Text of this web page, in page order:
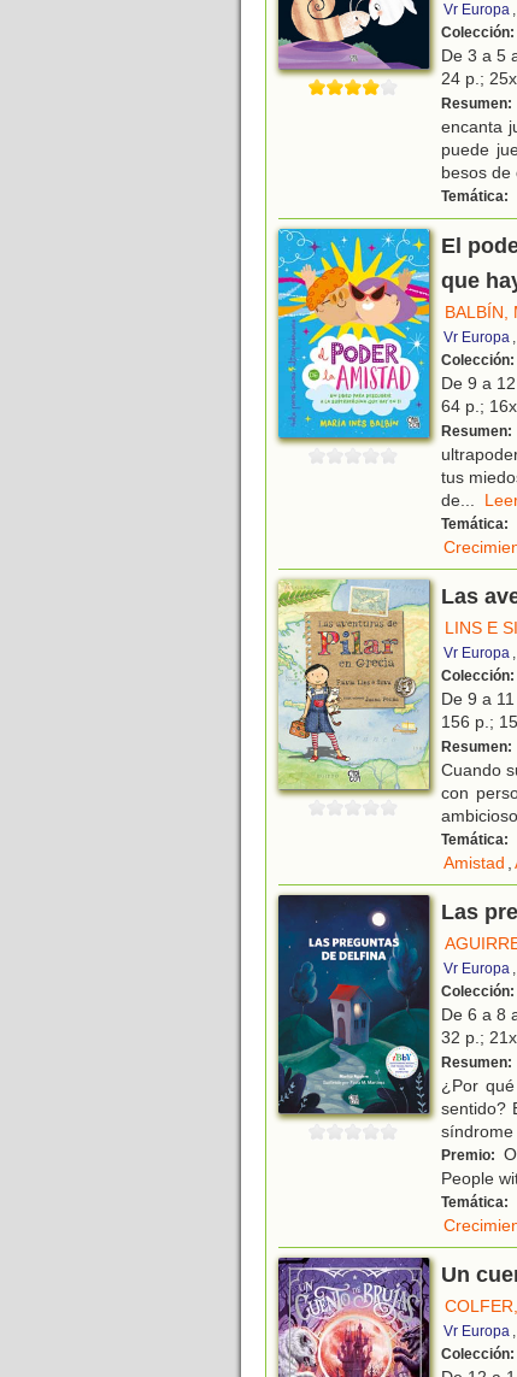
Vr Europa
Colección:
De 3 a 5
24 p.;
Resumen:
encanta
puede
besos de
Temática:
El
que
BALBÍN,
Vr Europa
Colección:
De 9 a
64 p.;
Resumen:
tus
de...
Temática:
Las
LINS E
Vr Europa
Colección:
De 9 a
156 p.;
Resumen:
Cuando
con
Temática:
Amistad ,
Las
Vr Europa
Colección:
De 6 a 8
32 p.;
Resumen:
¿Por
sentido?
síndrome
Premio:
People
Temática:
Un
Vr Europa
Colección: